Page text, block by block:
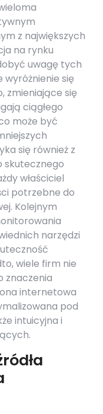
z największych
na rynku
uwagę tych
wyróżnienie się
zmieniające się
ciągłego
może być
się również z
skutecznego
właściciel
potrzebne do
Kolejnym
narzędzi
wiele firm nie
znaczenia
internetowa
pod
intuicyjna i